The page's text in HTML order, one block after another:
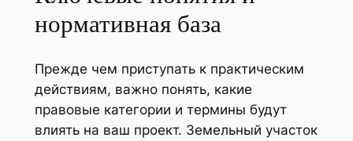
нормативная база
Прежде чем приступать к практическим
действиям, важно понять, какие
правовые категории и термины будут
влиять на ваш проект. Земельный участок